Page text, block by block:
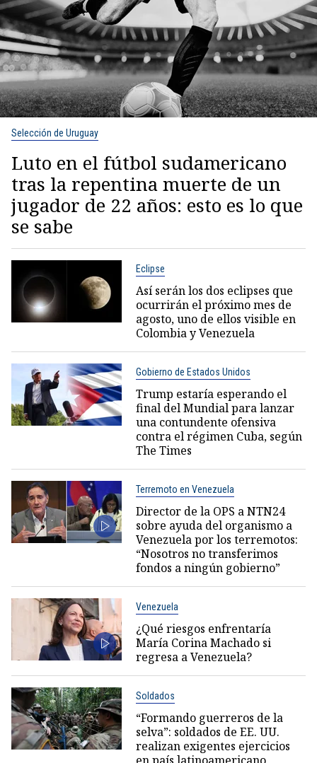
Selección de Uruguay
Luto en el fútbol sudamericano
tras la repentina muerte de un
jugador de 22 años: esto es lo que
se sabe
Eclipse
Así serán los dos eclipses que
ocurrirán el próximo mes de
agosto, uno de ellos visible en
Colombia y Venezuela
Gobierno de Estados Unidos
Trump estaría esperando el
final del Mundial para lanzar
una contundente ofensiva
contra el régimen Cuba, según
The Times
Terremoto en Venezuela
Director de la OPS a NTN24
sobre ayuda del organismo a
Venezuela por los terremotos:
“Nosotros no transferimos
fondos a ningún gobierno”
Venezuela
¿Qué riesgos enfrentaría
María Corina Machado si
regresa a Venezuela?
Soldados
“Formando guerreros de la
selva”: soldados de EE. UU.
realizan exigentes ejercicios